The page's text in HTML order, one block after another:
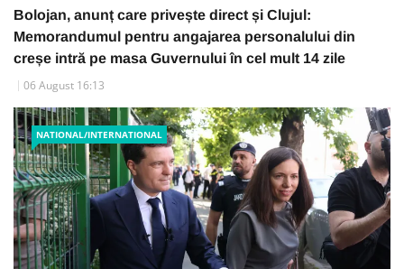
Bolojan, anunț care privește direct și Clujul:
Memorandumul pentru angajarea personalului din
creșe intră pe masa Guvernului în cel mult 14 zile
06 August 16:13
NATIONAL/INTERNATIONAL